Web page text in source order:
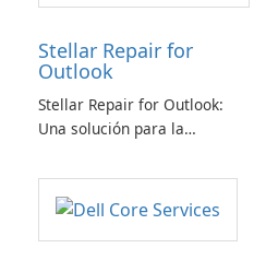
Stellar Repair for
Outlook
Stellar Repair for Outlook:
Una solución para la
electrónico